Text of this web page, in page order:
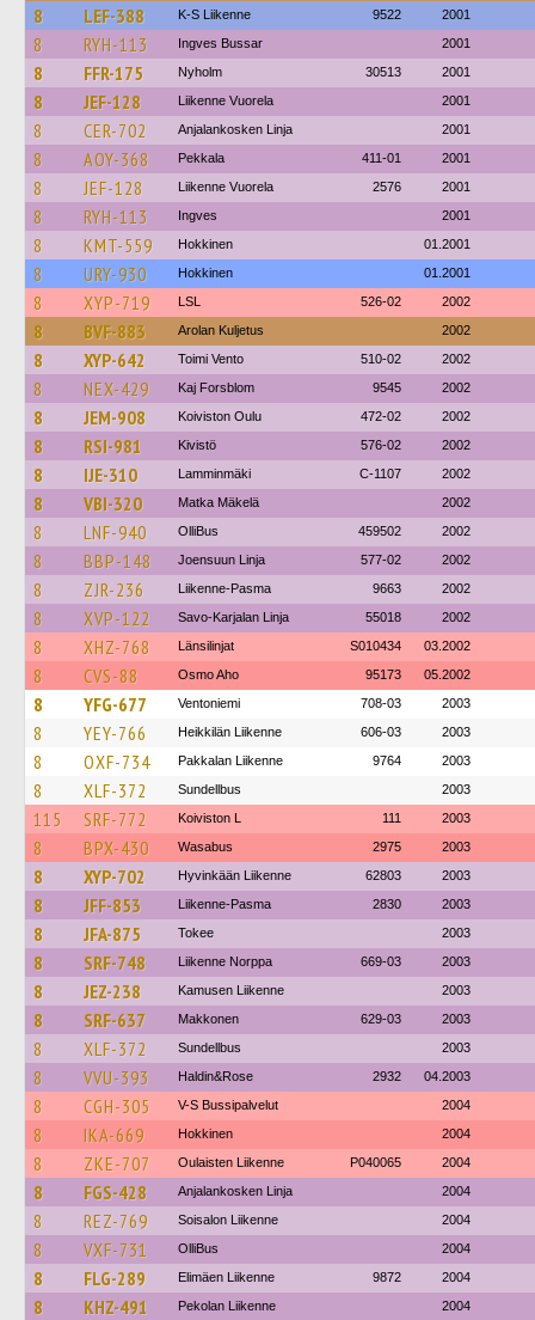
8 LEF-388 K-S Liikenne 9522 2001
8 RYH-113 Ingves Bussar 2001
8 FFR-175 Nyholm 30513 2001
8 JEF-128 Liikenne Vuorela 2001
8 CER-702 Anjalankosken Linja 2001
8 AOY-368 Pekkala 411-01 2001
8 JEF-128 Liikenne Vuorela 2576 2001
8 RYH-113 Ingves 2001
8 KMT-559 Hokkinen 01.2001
8 URY-930 Hokkinen 01.2001
8 XYP-719 LSL 526-02 2002
8 BVF-883 Arolan Kuljetus 2002
8 XYP-642 Toimi Vento 510-02 2002
8 NEX-429 Kaj Forsblom 9545 2002
8 JEM-908 Koiviston Oulu 472-02 2002
8 RSI-981 Kivistö 576-02 2002
8 IJE-310 Lamminmäki C-1107 2002
8 VBI-320 Matka Mäkelä 2002
8 LNF-940 OlliBus 459502 2002
8 BBP-148 Joensuun Linja 577-02 2002
8 ZJR-236 Liikenne-Pasma 9663 2002
8 XVP-122 Savo-Karjalan Linja 55018 2002
8 XHZ-768 Länsilinjat S010434 03.2002
8 CVS-88 Osmo Aho 95173 05.2002
8 YFG-677 Ventoniemi 708-03 2003
8 YEY-766 Heikkilän Liikenne 606-03 2003
8 OXF-734 Pakkalan Liikenne 9764 2003
8 XLF-372 Sundellbus 2003
115 SRF-772 Koiviston L 111 2003
8 BPX-430 Wasabus 2975 2003
8 XYP-702 Hyvinkään Liikenne 62803 2003
8 JFF-853 Liikenne-Pasma 2830 2003
8 JFA-875 Tokee 2003
8 SRF-748 Liikenne Norppa 669-03 2003
8 JEZ-238 Kamusen Liikenne 2003
8 SRF-637 Makkonen 629-03 2003
8 XLF-372 Sundellbus 2003
8 VVU-393 Haldin&Rose 2932 04.2003
8 CGH-305 V-S Bussipalvelut 2004
8 IKA-669 Hokkinen 2004
8 ZKE-707 Oulaisten Liikenne P040065 2004
8 FGS-428 Anjalankosken Linja 2004
8 REZ-769 Soisalon Liikenne 2004
8 VXF-731 OlliBus 2004
8 FLG-289 Elimäen Liikenne 9872 2004
8 KHZ-491 Pekolan Liikenne 2004